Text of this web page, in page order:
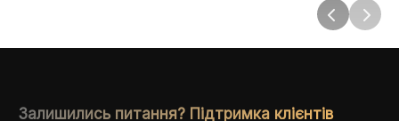
Залишились питання? Підтримка клієнтів